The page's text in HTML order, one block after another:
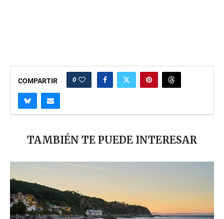
COMPARTIR 0
TAMBIÉN TE PUEDE INTERESAR